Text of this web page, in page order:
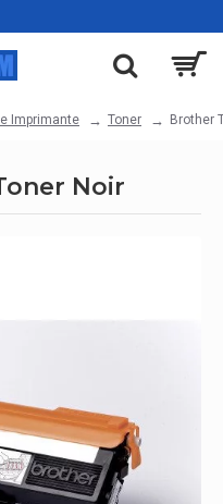
Imprimante Toner Brother
Noir